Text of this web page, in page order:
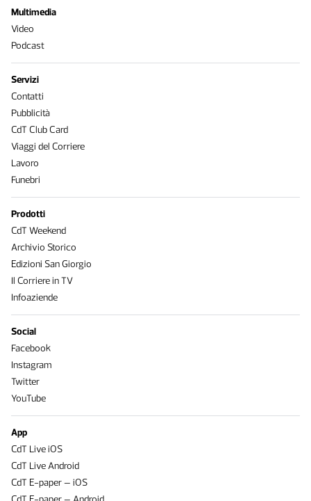
Multimedia
Video
Podcast
Servizi
Contatti
Pubblicità
CdT Club Card
Viaggi del Corriere
Lavoro
Funebri
Prodotti
CdT Weekend
Archivio Storico
Edizioni San Giorgio
Il Corriere in TV
Infoaziende
Social
Facebook
Instagram
Twitter
YouTube
App
CdT Live iOS
CdT Live Android
CdT E-paper – iOS